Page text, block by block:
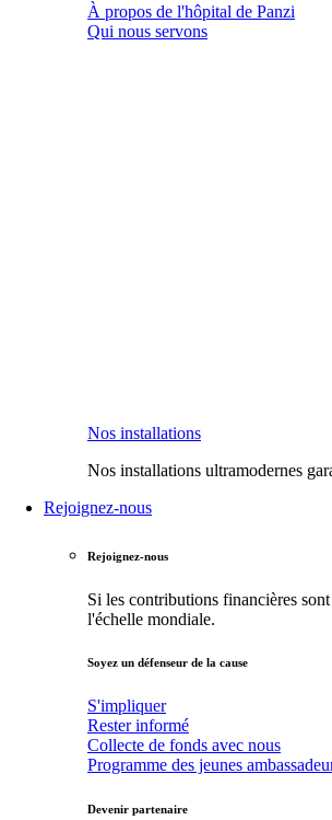
À propos de l'hôpital de Panzi
Qui nous servons
Nos installations
Nos installations ultramodernes
Rejoignez-nous
Rejoignez-nous
Si les contributions financières
l'échelle mondiale.
Soyez un défenseur de la cause
S'impliquer
Rester informé
Collecte de fonds avec nous
Programme des jeunes
Devenir partenaire